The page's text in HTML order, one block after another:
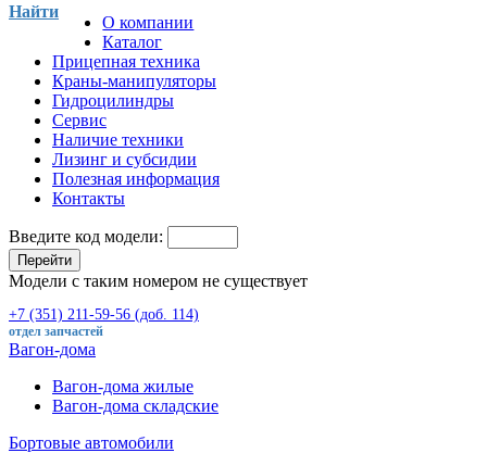
Найти
О компании
Каталог
Прицепная техника
Краны-манипуляторы
Гидроцилиндры
Сервис
Наличие техники
Лизинг и субсидии
Полезная информация
Контакты
Введите код модели:
Перейти
Модели с таким номером не существует
+7 (351) 211-59-56 (доб. 114)
отдел запчастей
Вагон-дома
Вагон-дома жилые
Вагон-дома складские
Бортовые автомобили